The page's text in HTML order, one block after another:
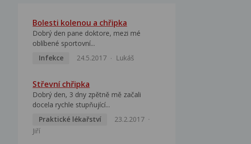
Bolesti kolenou a chřipka
Dobrý den pane doktore, mezi mé
oblíbené sportovní...
Infekce
24.5.2017 Lukáš
Střevní chřipka
Dobrý den, 3 dny zpětně mě začali
docela rychle stupňující...
Praktické lékařství
23.2.2017
Jiří